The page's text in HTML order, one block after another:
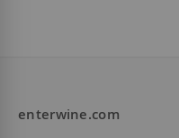
enterwine.com